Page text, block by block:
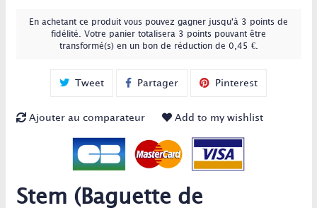
En achetant ce produit vous pouvez gagner jusqu'à 3 points de
fidélité . Votre panier totalisera 3 points pouvant être
transformé(s) en un bon de réduction de 0,45 €.
Tweet Partager Pinterest
Ajouter au comparateur Add to my wishlist
Stem (Baguette de